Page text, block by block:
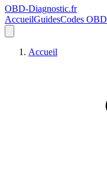
OBD-Diagnostic.fr
AccueilGuidesCodes OBD
Accueil